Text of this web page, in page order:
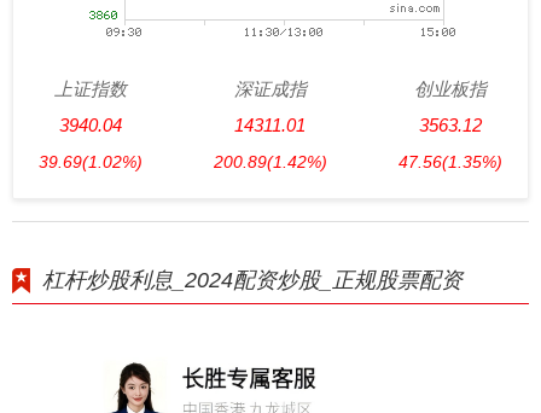
上证指数
3940.04
39.69(1.02%)
深证成指
14311.01
200.89(1.42%)
创业板指
3563.12
47.56(1.35%)
杠杆炒股利息_2024配资炒股_正规股票配资